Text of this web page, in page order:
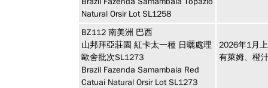
Natural Orsir Lot SL1258
BZ112 南美洲 巴西
山邦拜亞莊園 紅卡太一種 日曬處理
歐舍批次SL1273
Brazil Fazenda Samambaia Red
Catuai Natural Orsir Lot SL1273
2026年1月
有萊姆、橙